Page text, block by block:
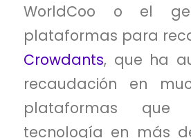
WorldCoo o el
plataformas para
Crowdants, que ha
recaudación en
plataformas que
tecnología en más